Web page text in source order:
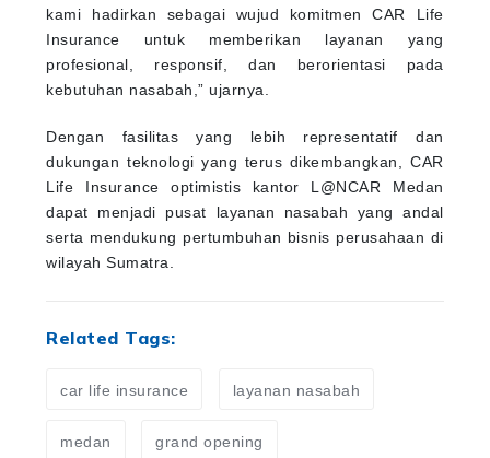
kami hadirkan sebagai wujud komitmen CAR Life
Insurance untuk memberikan layanan yang
profesional, responsif, dan berorientasi pada
kebutuhan nasabah,” ujarnya.
Dengan fasilitas yang lebih representatif dan
dukungan teknologi yang terus dikembangkan, CAR
Life Insurance optimistis kantor L@NCAR Medan
dapat menjadi pusat layanan nasabah yang andal
serta mendukung pertumbuhan bisnis perusahaan di
wilayah Sumatra.
Related Tags:
car life insurance layanan nasabah
medan grand opening